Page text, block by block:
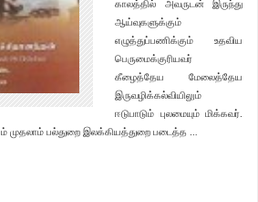
காலத்தில் அவருடன் இருந்து
ஆய்வுகளுக்கும்
எழுத்துப்பணிக்கும் உதவிய
பெருமைக்குரியவர்
கீழைத்தேய மேலைத்தேய
இருவழிக்கல்வியிலும்
ஈடுபாடும் புலமையும் மிக்கவர்.
முதலாம் பல்துறை இலக்கியத்துறை படைத்த …